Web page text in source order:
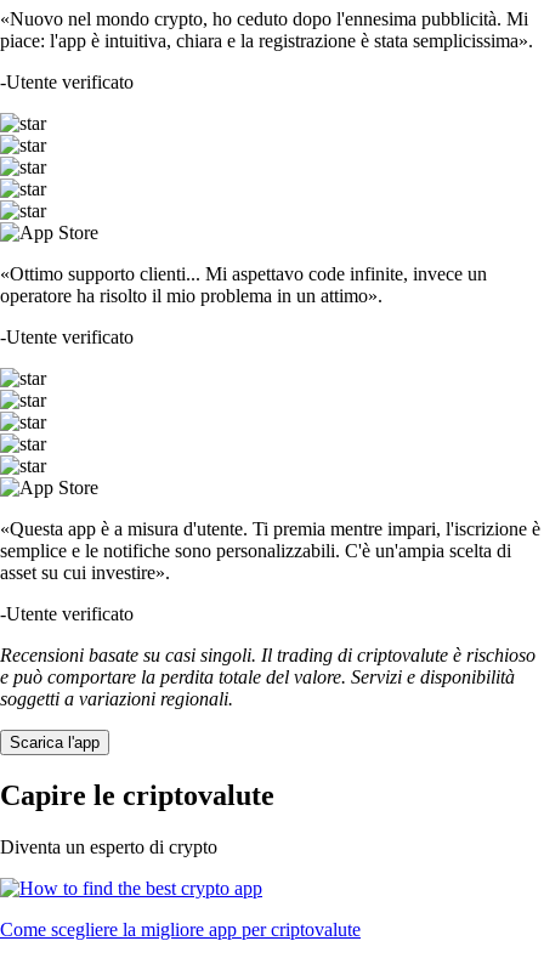
«Nuovo nel mondo crypto, ho ceduto dopo l'ennesima pubblicità. Mi
piace: l'app è intuitiva, chiara e la registrazione è stata semplicissima».
-Utente verificato
«Ottimo supporto clienti... Mi aspettavo code infinite, invece un
operatore ha risolto il mio problema in un attimo».
-Utente verificato
«Questa app è a misura d'utente. Ti premia mentre impari, l'iscrizione è
semplice e le notifiche sono personalizzabili. C'è un'ampia scelta di
asset su cui investire».
-Utente verificato
Recensioni basate su casi singoli. Il trading di criptovalute è rischioso
e può comportare la perdita totale del valore. Servizi e disponibilità
soggetti a variazioni regionali.
Scarica l'app
Capire le criptovalute
Diventa un esperto di crypto
Come scegliere la migliore app per criptovalute